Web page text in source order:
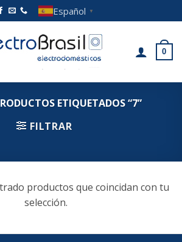
Español ▼
0
ETIQUETADOS “7”
FILTRAR
productos que coincidan con tu
selección.